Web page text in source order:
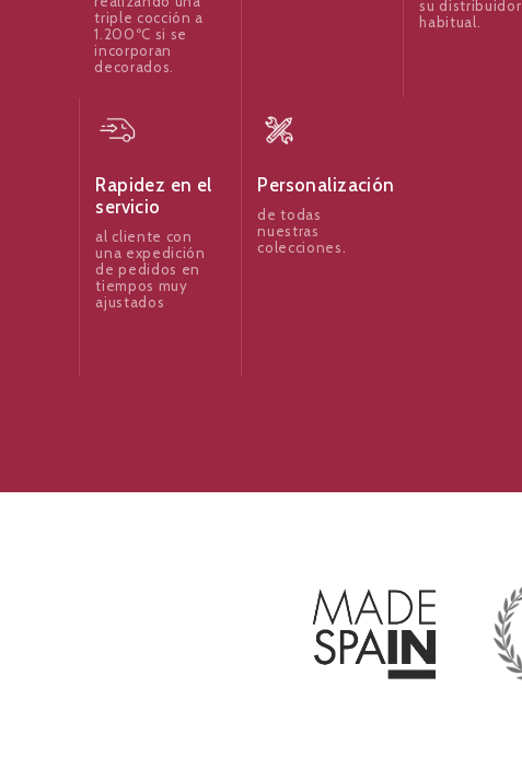
triple cocción a
1.200ºC si se
incorporan
decorados.
su distribuidor
habitual.
Rapidez en el
servicio
al cliente con
una expedición
de pedidos en
tiempos muy
ajustados
Personalización
de todas
nuestras
colecciones.